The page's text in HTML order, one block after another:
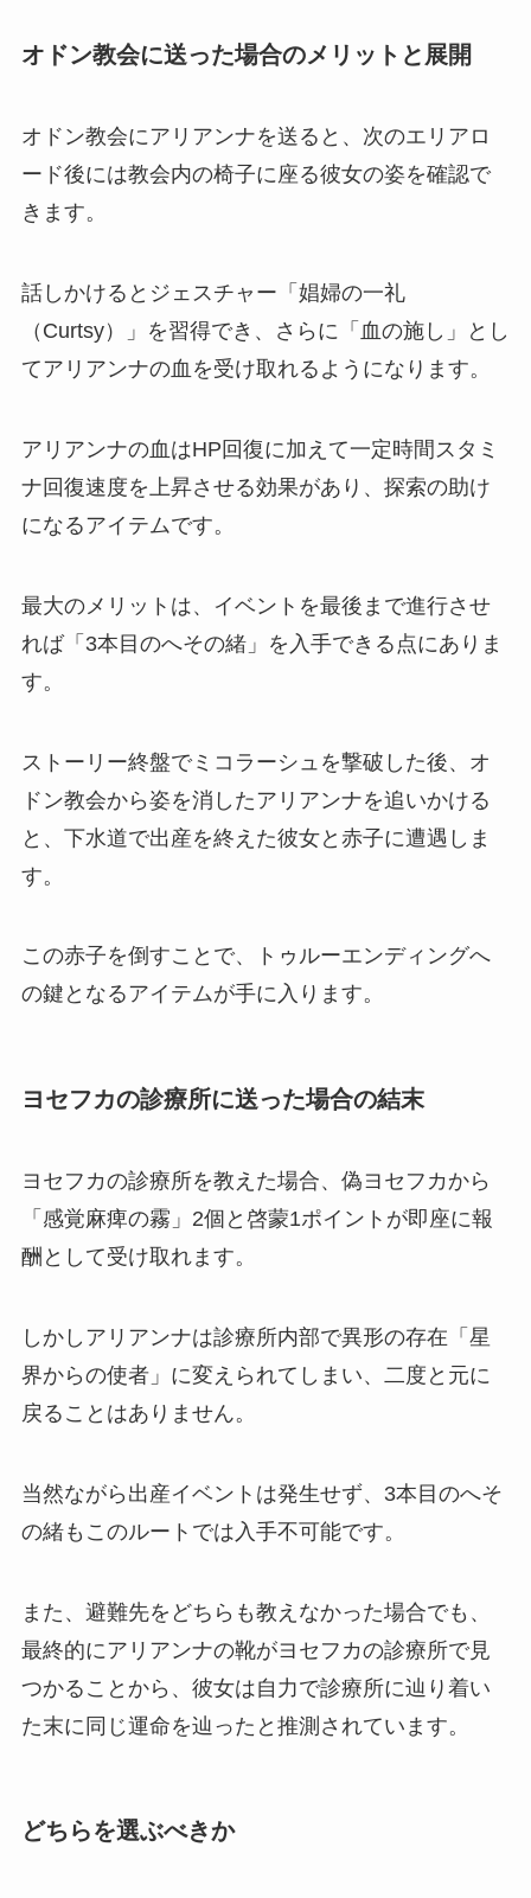
オドン教会に送った場合のメリットと展開
オドン教会にアリアンナを送ると、次のエリアロ
ード後には教会内の椅子に座る彼女の姿を確認で
きます。
話しかけるとジェスチャー「娼婦の一礼
（Curtsy）」を習得でき、さらに「血の施し」とし
てアリアンナの血を受け取れるようになります。
アリアンナの血はHP回復に加えて一定時間スタミ
ナ回復速度を上昇させる効果があり、探索の助け
になるアイテムです。
最大のメリットは、イベントを最後まで進行させ
れば「3本目のへその緒」を入手できる点にありま
す。
ストーリー終盤でミコラーシュを撃破した後、オ
ドン教会から姿を消したアリアンナを追いかける
と、下水道で出産を終えた彼女と赤子に遭遇しま
す。
この赤子を倒すことで、トゥルーエンディングへ
の鍵となるアイテムが手に入ります。
ヨセフカの診療所に送った場合の結末
ヨセフカの診療所を教えた場合、偽ヨセフカから
「感覚麻痺の霧」2個と啓蒙1ポイントが即座に報
酬として受け取れます。
しかしアリアンナは診療所内部で異形の存在「星
界からの使者」に変えられてしまい、二度と元に
戻ることはありません。
当然ながら出産イベントは発生せず、3本目のへそ
の緒もこのルートでは入手不可能です。
また、避難先をどちらも教えなかった場合でも、
最終的にアリアンナの靴がヨセフカの診療所で見
つかることから、彼女は自力で診療所に辿り着い
た末に同じ運命を辿ったと推測されています。
どちらを選ぶべきか